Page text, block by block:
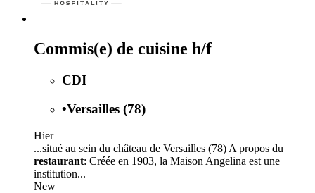
Commis(e) de cuisine h/f
CDI
•Versailles (78)
Hier
...situé au sein du château de Versailles (78) A propos du
restaurant: Créée en 1903, la Maison Angelina est une
institution...
New